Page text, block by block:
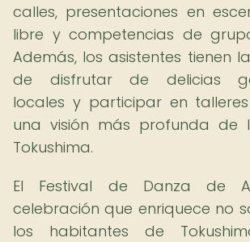
calles, presentaciones en
libre y competencias de
Además, los asistentes tienen
de disfrutar de delicias
locales y participar en
una visión más profunda de
Tokushima.
El Festival de Danza de
celebración que enriquece no
los habitantes de